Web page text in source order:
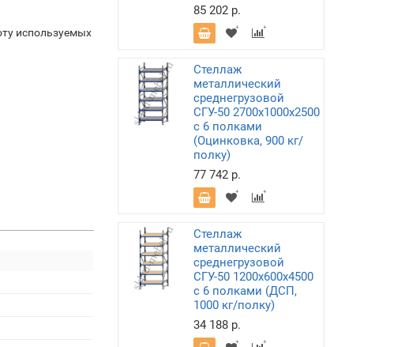
используемых
85 202 р.
Стеллаж
металлический
среднегрузовой
СГУ-50 2700х1000х2500
с 6 полками
(Оцинковка, 900 кг/
полку)
77 742 р.
Стеллаж
металлический
среднегрузовой
СГУ-50 1200х600х4500
с 6 полками (ДСП,
1000 кг/полку)
34 188 р.